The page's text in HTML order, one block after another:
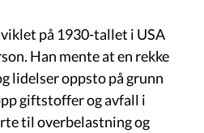
på 1930-tallet i USA
Han mente at en rekke
lidelser oppsto på grunn
giftstoffer og avfall i
til overbelastning og